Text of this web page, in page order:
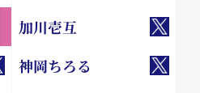
加川壱互
神岡ちろる